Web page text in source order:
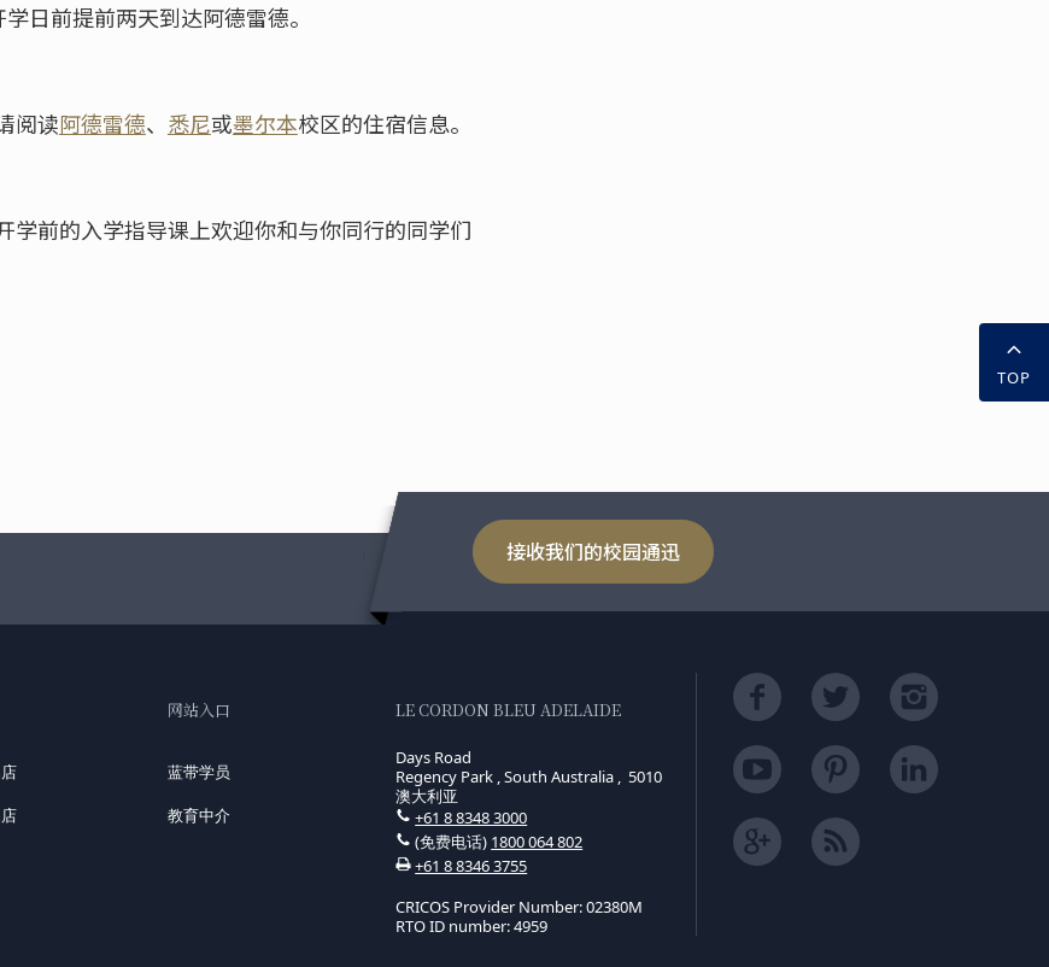
日前提前两天到达阿德雷德。
阅读阿德雷德、 悉尼或墨尔本校区的住宿信息。
学前的入学指导课上欢迎你和与你同行的同学们
接收我们的校园通迅
TOP
网站入口
蓝带学员
教育中介
LE CORDON BLEU ADELAIDE
Days Road
Regency Park , South Australia , 5010
澳大利亚
+61 8 8348 3000
(免费电话) 1800 064 802
+61 8 8346 3755
CRICOS Provider Number: 02380M
RTO ID number: 4959